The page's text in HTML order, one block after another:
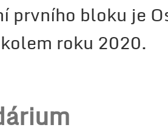
prvního bloku je
roku 2020.